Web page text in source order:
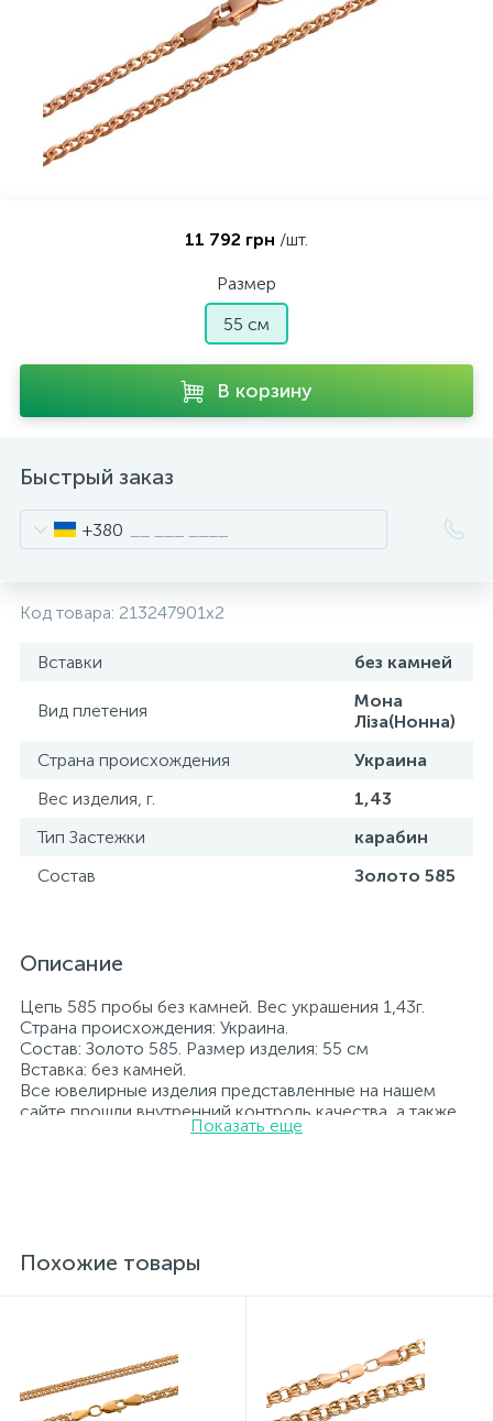
11 792 грн /шт.
Размер
55 см
В корзину
Быстрый заказ
+380
Код товара: 213247901x2
Вставки без камней
Вид плетения
Мона
Ліза(Нонна)
Страна происхождения
Украина
Вес изделия, г.
1,43
Тип Застежки
карабин
Состав
Золото 585
Описание
Цепь 585 пробы без камней. Вес украшения 1,43г.
Страна происхождения: Украина.
Состав: Золото 585. Размер изделия: 55 см
Вставка: без камней.
Все ювелирные изделия представленные на нашем
сайте прошли внутренний контроль качества, а также
контроль государственной пробирной службой
особенностей цветопередачи экрана
Показать еще
Похожие товары
О нас
Серебряные колье
Серебряные цепочки
Серебряные сувениры